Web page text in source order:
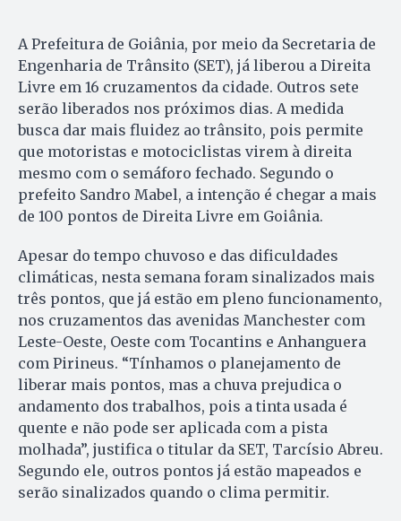
A Prefeitura de Goiânia, por meio da Secretaria de
Engenharia de Trânsito (SET), já liberou a Direita
Livre em 16 cruzamentos da cidade. Outros sete
serão liberados nos próximos dias. A medida
busca dar mais fluidez ao trânsito, pois permite
que motoristas e motociclistas virem à direita
mesmo com o semáforo fechado. Segundo o
prefeito Sandro Mabel, a intenção é chegar a mais
de 100 pontos de Direita Livre em Goiânia.
Apesar do tempo chuvoso e das dificuldades
climáticas, nesta semana foram sinalizados mais
três pontos, que já estão em pleno funcionamento,
nos cruzamentos das avenidas Manchester com
Leste-Oeste, Oeste com Tocantins e Anhanguera
com Pirineus. “Tínhamos o planejamento de
liberar mais pontos, mas a chuva prejudica o
andamento dos trabalhos, pois a tinta usada é
quente e não pode ser aplicada com a pista
molhada”, justifica o titular da SET, Tarcísio Abreu.
Segundo ele, outros pontos já estão mapeados e
serão sinalizados quando o clima permitir.